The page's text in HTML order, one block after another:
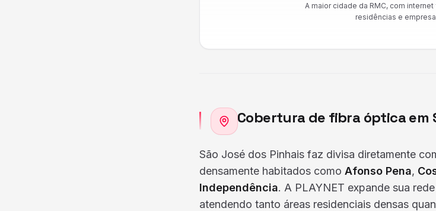
A maior cidade da RMC, com
residências e
Cobertura de fibra óptica em
São José dos Pinhais faz divisa diretamente
densamente habitados como Afonso Pena,
Independência. A PLAYNET expande sua
atendendo tanto áreas residenciais densas